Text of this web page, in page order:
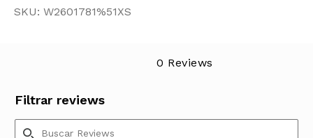
SKU: W2601781%51XS
Filtrar reviews
0 Reviews